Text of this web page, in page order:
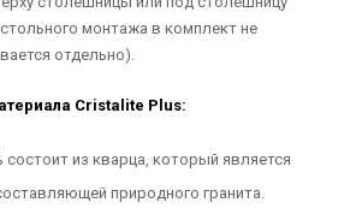
монтажа в комплект не
отдельно).
Cristalite Plus:
состоит из кварца, который является
природного гранита.